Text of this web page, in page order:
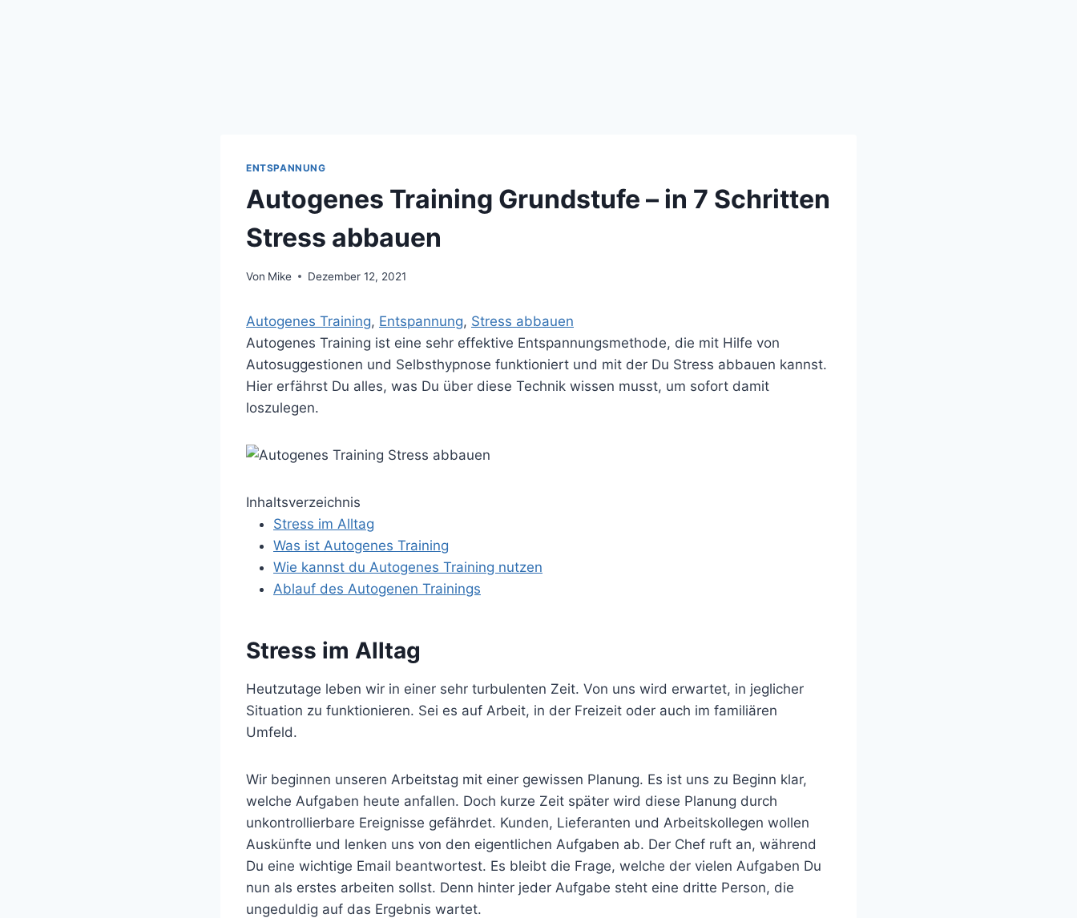
ENTSPANNUNG
Autogenes Training Grundstufe – in 7 Schritten
Stress abbauen
Von Mike Dezember 12, 2021
Autogenes Training, Entspannung, Stress abbauen
Autogenes Training ist eine sehr effektive Entspannungsmethode, die mit Hilfe von
Autosuggestionen und Selbsthypnose funktioniert und mit der Du Stress abbauen kannst.
Hier erfährst Du alles, was Du über diese Technik wissen musst, um sofort damit
loszulegen.
Inhaltsverzeichnis
Stress im Alltag
Was ist Autogenes Training
Wie kannst du Autogenes Training nutzen
Ablauf des Autogenen Trainings
Stress im Alltag
Heutzutage leben wir in einer sehr turbulenten Zeit. Von uns wird erwartet, in jeglicher
Situation zu funktionieren. Sei es auf Arbeit, in der Freizeit oder auch im familiären
Umfeld.
Wir beginnen unseren Arbeitstag mit einer gewissen Planung. Es ist uns zu Beginn klar,
welche Aufgaben heute anfallen. Doch kurze Zeit später wird diese Planung durch
unkontrollierbare Ereignisse gefährdet. Kunden, Lieferanten und Arbeitskollegen wollen
Auskünfte und lenken uns von den eigentlichen Aufgaben ab. Der Chef ruft an, während
Du eine wichtige Email beantwortest. Es bleibt die Frage, welche der vielen Aufgaben Du
nun als erstes arbeiten sollst. Denn hinter jeder Aufgabe steht eine dritte Person, die
ungeduldig auf das Ergebnis wartet.